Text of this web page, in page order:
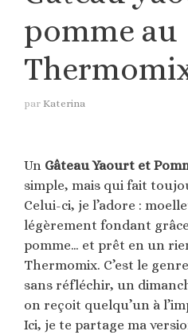
pomme au
par Katerina
Un Gâteau Yaourt et
simple, mais qui fait
Celui-ci, je l’adore :
légèrement fondant
pomme… et prêt en un
Thermomix. C’est le
sans réfléchir, un
on reçoit quelqu’un à
Ici, je te partage ma